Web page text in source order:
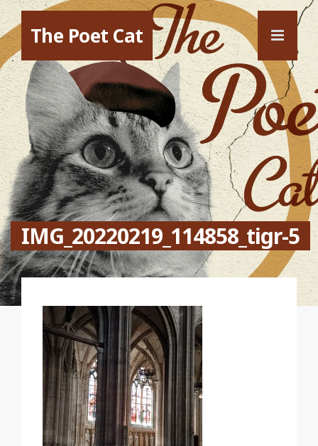
The Poet Cat
IMG_20220219_114858_tigr-5